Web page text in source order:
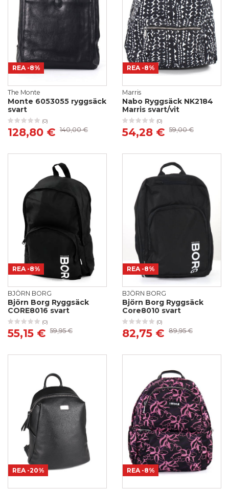
REA -8%
The Monte
Monte 6053055 ryggsäck
svart
(0)
128,80 € 140,00 €
REA -8%
Marris
Nabo Ryggsäck NK2184
Marris svart/vit
(0)
54,28 € 59,00 €
REA -8%
BJÖRN BORG
Björn Borg Ryggsäck
CORE8016 svart
(0)
55,15 € 59,95 €
REA -8%
BJÖRN BORG
Björn Borg Ryggsäck
Core8010 svart
(0)
82,75 € 89,95 €
REA -20% REA -8%